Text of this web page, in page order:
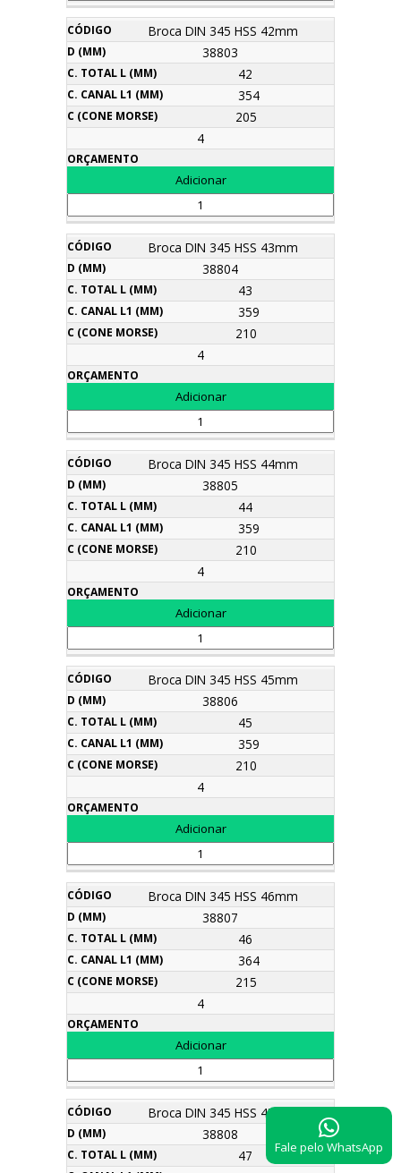
Broca DIN 345 HSS 42mm
38803
42
354
205
4
Broca DIN 345 HSS 43mm
38804
43
359
210
4
Broca DIN 345 HSS 44mm
38805
44
359
210
4
Broca DIN 345 HSS 45mm
38806
45
359
210
4
Broca DIN 345 HSS 46mm
38807
46
364
215
4
Broca DIN 345 HSS 47mm
38808
47
Fale pelo WhatsApp